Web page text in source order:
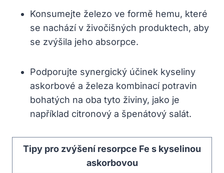
Konsumejte železo ve formě hemu, které
se nachází v živočišných produktech, aby
se zvýšila jeho absorpce.
Podporujte synergický účinek kyseliny
askorbové a železa kombinací potravin
bohatých na oba tyto živiny, jako je
například citronový a špenátový salát.
Tipy pro zvýšení resorpce Fe s kyselinou
askorbovou